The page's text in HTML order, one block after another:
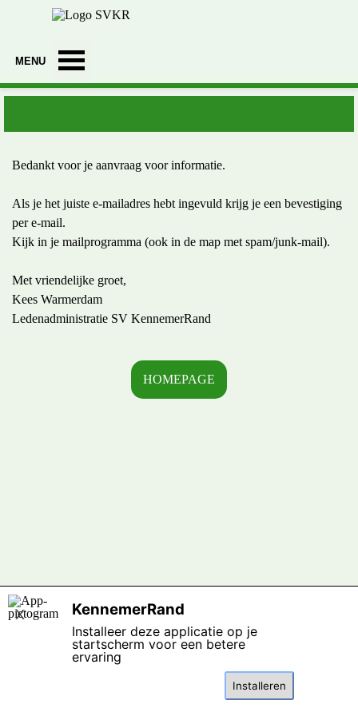
Ga naar de inhoud
Bedankt voor je aanvraag voor informatie.
Als je het juiste e-mailadres hebt ingevuld krijg je een bevestiging
per e-mail.
Kijk in je mailprogramma (ook in de map met spam/junk-mail).
Met vriendelijke groet,
Kees Warmerdam
Ledenadministratie SV KennemerRand
HOMEPAGE
KennemerRand
Installeer deze applicatie op je
startscherm voor een betere
ervaring
Installeren
X